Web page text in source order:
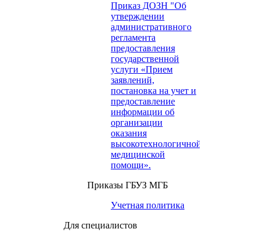
Приказ ДОЗН "Об
утверждении
административного
регламента
предоставления
государственной
услуги «Прием
заявлений,
постановка на учет и
предоставление
информации об
организации
оказания
высокотехнологичной
медицинской
помощи».
Приказы ГБУЗ МГБ
Учетная политика
Для специалистов